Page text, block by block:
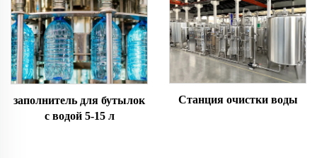
заполнитель для бутылок
с водой 5-15 л
Станция очистки воды